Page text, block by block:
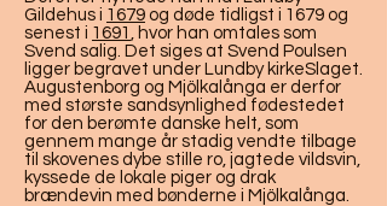
Gildehus i 1679 og døde tidligst i 1679 og
senest i 1691 , hvor han omtales som
Svend salig. Det siges at Svend Poulsen
ligger begravet under Lundby kirkeSlaget.
Augustenborg og Mjölkalånga er derfor
med største sandsynlighed fødestedet
for den berømte danske helt, som
gennem mange år stadig vendte tilbage
til skovenes dybe stille ro, jagtede vildsvin,
kyssede de lokale piger og drak
brændevin med bønderne i Mjölkalånga.